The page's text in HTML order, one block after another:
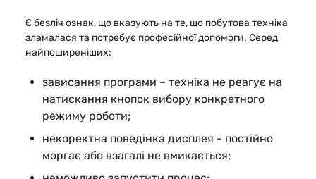
Є безліч ознак, що вказують на те, що побутова техніка
зламалася та потребує професійної допомоги. Серед
найпоширеніших:
зависання програми – техніка не реагує на
натискання кнопок вибору конкретного
режиму роботи;
некоректна поведінка дисплея - постійно
моргає або взагалі не вмикається;